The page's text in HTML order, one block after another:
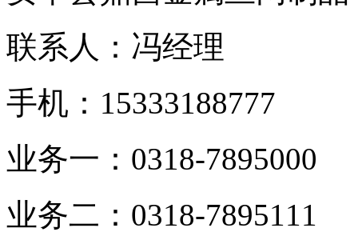
联系人：冯经理
手机：15333188777
业务一：0318-7895000
业务二：0318-7895111